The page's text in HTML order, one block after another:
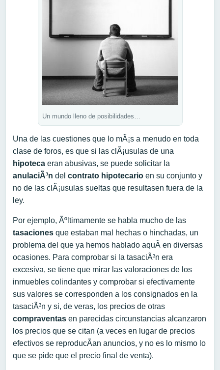
Un mundo lleno de posibilidades…
Una de las cuestiones que lo mÃ¡s a menudo en toda
clase de foros, es que si las clÃ¡usulas de una
hipoteca eran abusivas, se puede solicitar la
anulaciÃ³n del contrato hipotecario en su conjunto y
no de las clÃ¡usulas sueltas que resultasen fuera de la
ley.
Por ejemplo, Ãºltimamente se habla mucho de las
tasaciones que estaban mal hechas o hinchadas, un
problema del que ya hemos hablado aquÃ­ en diversas
ocasiones. Para comprobar si la tasaciÃ³n era
excesiva, se tiene que mirar las valoraciones de los
inmuebles colindantes y comprobar si efectivamente
sus valores se corresponden a los consignados en la
tasaciÃ³n y si, de veras, los precios de otras
compraventas en parecidas circunstancias alcanzaron
los precios que se citan (a veces en lugar de precios
efectivos se reproducÃ­an anuncios, y no es lo mismo lo
que se pide que el precio final de venta).